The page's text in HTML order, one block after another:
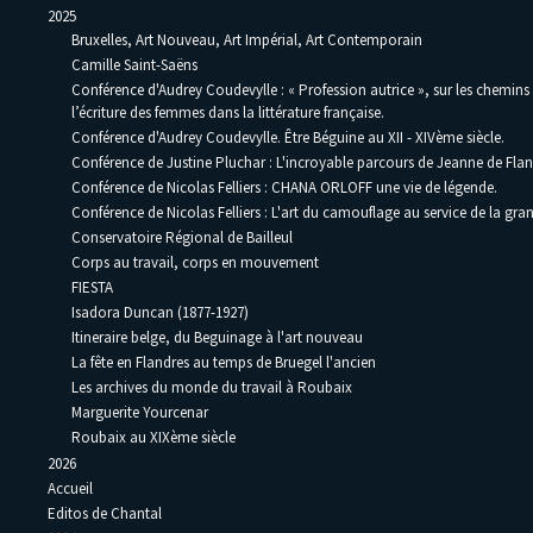
2025
Bruxelles, Art Nouveau, Art Impérial, Art Contemporain
Camille Saint-Saëns
Conférence d'Audrey Coudevylle : « Profession autrice », sur les
l’écriture des femmes dans la littérature française.
Conférence d'Audrey Coudevylle. Être Béguine au XII - XIVème siècle.
Conférence de Justine Pluchar : L'incroyable parcours de Jeanne de
Conférence de Nicolas Felliers : CHANA ORLOFF une vie de légende.
Conférence de Nicolas Felliers : L'art du camouflage au service de la
Conservatoire Régional de Bailleul
Corps au travail, corps en mouvement
FIESTA
Isadora Duncan (1877-1927)
Itineraire belge, du Beguinage à l'art nouveau
La fête en Flandres au temps de Bruegel l'ancien
Les archives du monde du travail à Roubaix
Marguerite Yourcenar
Roubaix au XIXème siècle
2026
Accueil
Editos de Chantal